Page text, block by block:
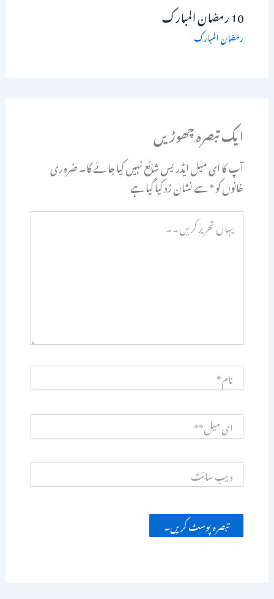
10 رمضان المبارک
رمضان المبارک
ایک تبصرہ چھوڑیں
آپ کا ای میل ایڈریس شائع نہیں کیا جائے گا۔ضروری
خانوں کو*سے نشان زد کیا گیا ہے
یہاں
تحریر
کریں۔۔
نام*
ای
میل**
ویب
سائٹ